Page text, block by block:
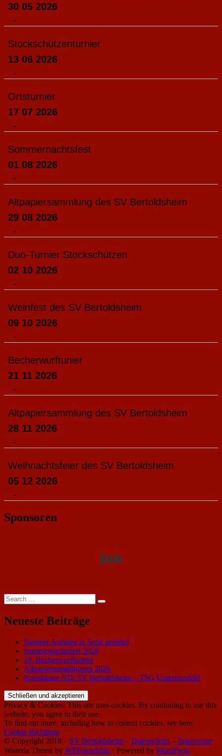
30 05 2026
-
Stockschützenturnier
13 06 2026
-
Ortsturnier
17 07 2026
-
Sommernachtsfest
01 08 2026
-
Altpapiersammlung des SV Bertoldsheim
29 08 2026
-
Duo-Turnier Stockschützen
02 10 2026
-
Weinfest des SV Bertoldsheim
09 10 2026
-
Becherwurftunier
21 11 2026
-
Altpapiersammlung des SV Bertoldsheim
28 11 2026
-
Weihnachtsfeier des SV Bertoldsheim
05 12 2026
-
Sponsoren
Search
for:
Search
Neueste Beiträge
Neunter Aufstieg in Serie perfekt!
Sommernachtsfest 2026
10. Becherwurfturnier
Altpapiersammlungen 2026
Kreisklasse ND: SV Bertoldsheim – TSG Untermaxfeld
Privacy & Cookies: This site uses cookies. By continuing to use this
website, you agree to their use.
To find out more, including how to control cookies, see here:
Cookie-Richtlinie
© Copyright 2018 – SV Bertoldsheim – Datenschutz – Impressum
Wisteria Theme by WPFriendship ⋅ Powered by WordPress